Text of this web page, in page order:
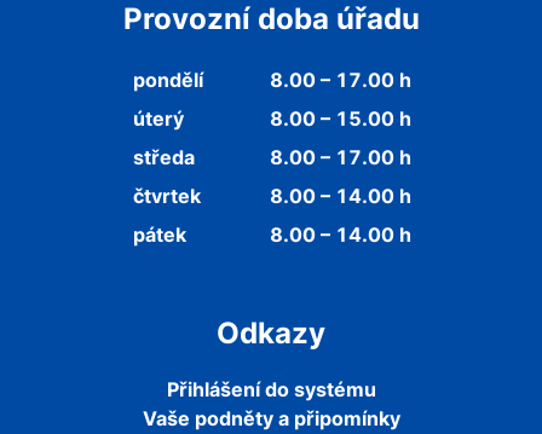
Provozní doba úřadu
pondělí
8.00 – 17.00 h
úterý
8.00 – 15.00 h
středa
8.00 – 17.00 h
čtvrtek
8.00 – 14.00 h
pátek
8.00 – 14.00 h
Odkazy
Přihlášení do systému
Vaše podněty a připomínky